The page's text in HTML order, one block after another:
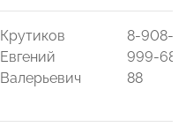
Крутиков
Евгений
Валерьевич
8-908-
999-68-
88